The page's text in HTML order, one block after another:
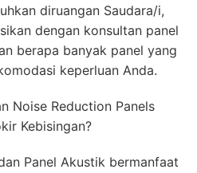
diruangan Saudara/i,
dengan konsultan panel
berapa banyak panel yang
keperluan Anda.
Noise Reduction Panels
Kebisingan?
Panel Akustik bermanfaat